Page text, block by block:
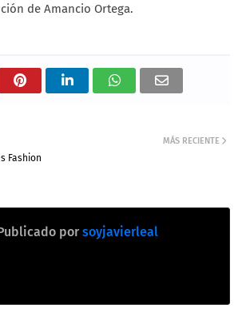
de Amancio Ortega.
MÁS RECIENTE
Fashion
por soyjavierleal